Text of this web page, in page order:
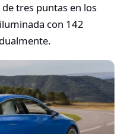
tres puntas en los
con 142